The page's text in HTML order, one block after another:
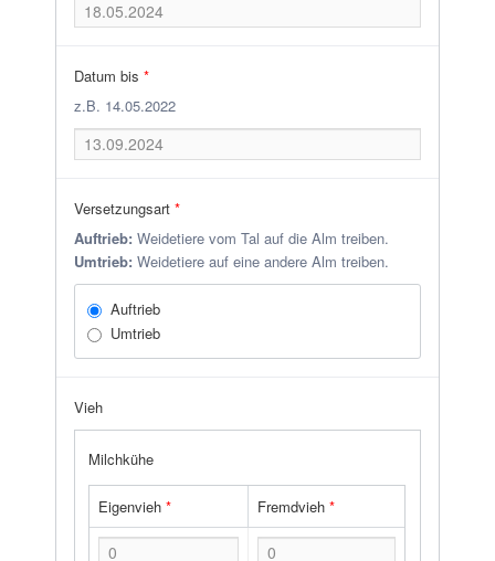
Datum bis*
z.B. 14.05.2022
Versetzungsart*
Auftrieb: Weidetiere vom Tal auf die Alm treiben.
Umtrieb: Weidetiere auf eine andere Alm treiben.
Auftrieb
Umtrieb
Vieh
Milchkühe
Eigenvieh* Fremdvieh*